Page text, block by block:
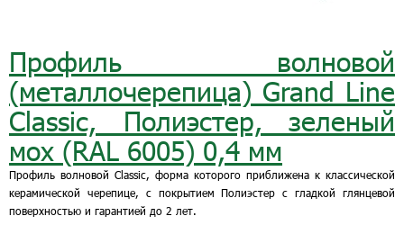
Профиль волновой
(металлочерепица) Grand Line
Classic, Полиэстер, зеленый
мох (RAL 6005) 0,4 мм
Профиль волновой Classic, форма которого приближена к классической
керамической черепице, с покрытием Полиэстер с гладкой глянцевой
поверхностью и гарантией до 2 лет.